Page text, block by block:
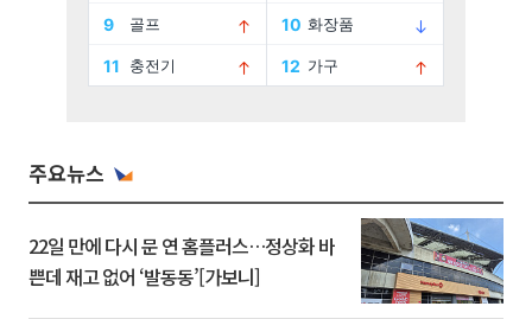
주요뉴스
22일 만에 다시 문 연 홈플러스…정상화 바
쁜데 재고 없어 ‘발동동’[가보니]